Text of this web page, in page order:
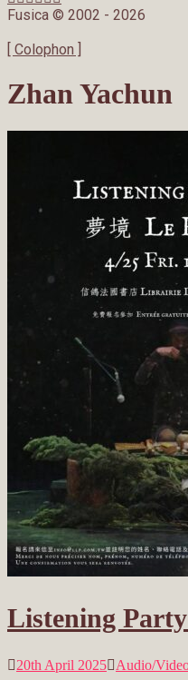
Fusica © 2002 - 2026
[ Colophon ]
Zhan Yachun
Listening
20th April 2025 Audio/